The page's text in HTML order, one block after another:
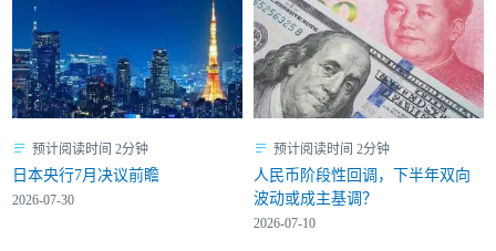
预计阅读时间 2分钟
日本央行7月决议前瞻
2026-07-30
预计阅读时间 2分钟
人民币阶段性回调，下半年双向
波动或成主基调？
2026-07-10